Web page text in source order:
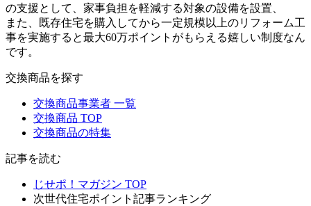
の支援として、家事負担を軽減する対象の設備を設置、
また、既存住宅を購入してから一定規模以上のリフォーム工
事を実施すると最大60万ポイントがもらえる嬉しい制度なん
です。
交換商品を探す
交換商品事業者 一覧
交換商品 TOP
交換商品の特集
記事を読む
じせポ！マガジン TOP
次世代住宅ポイント記事ランキング